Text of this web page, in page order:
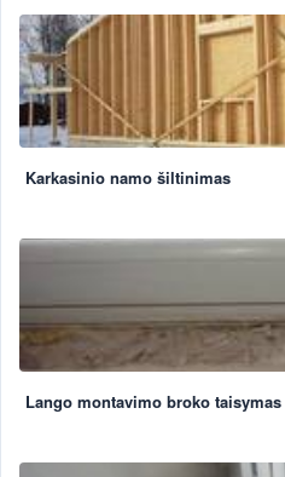
Karkasinio namo šiltinimas
Lango montavimo broko taisymas